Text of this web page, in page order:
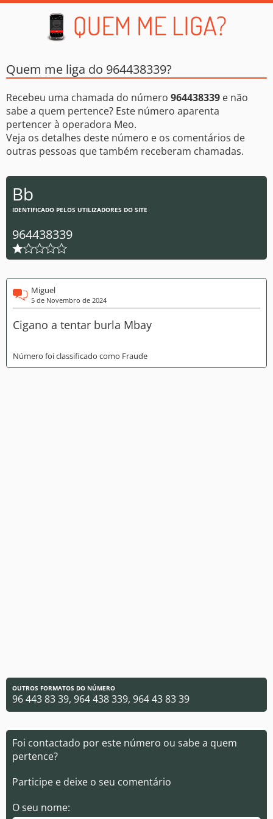
Quem me liga do 964438339?
Recebeu uma chamada do número 964438339 e não
sabe a quem pertence? Este número aparenta
pertencer à operadora Meo.
Veja os detalhes deste número e os comentários de
outras pessoas que também receberam chamadas.
Bb
IDENTIFICADO PELOS UTILIZADORES DO SITE
964438339
Miguel
5 de Novembro de 2024
Cigano a tentar burla Mbay
Número foi classificado como Fraude
OUTROS FORMATOS DO NÚMERO
96 443 83 39, 964 438 339, 964 43 83 39
Foi contactado por este número ou sabe a quem
pertence?
Participe e deixe o seu comentário
O seu nome: